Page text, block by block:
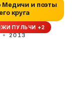
Медичи и поэты
его круга
ПУЛЬЧИ +2
2013